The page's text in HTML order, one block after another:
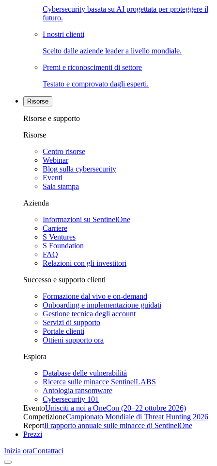
Cybersecurity basata su AI progettata per proteggere il
futuro.
I nostri clienti
Scelto dalle aziende leader a livello mondiale.
Premi e riconoscimenti di settore
Testato e comprovato dagli esperti.
Risorse
Risorse e supporto
Risorse
Centro risorse
Webinar
Blog sulla cybersecurity
Eventi
Sala stampa
Azienda
Informazioni su SentinelOne
Carriere
S Ventures
S Foundation
FAQ
Relazioni con gli investitori
Successo e supporto clienti
Formazione dal vivo e on-demand
Onboarding e implementazione guidati
Gestione tecnica degli account
Servizi di supporto
Portale clienti
Ottieni supporto ora
Esplora
Database delle vulnerabilità
Ricerca sulle minacce SentinelLABS
Antologia ransomware
Cybersecurity 101
EventoUnisciti a noi a OneCon (20–22 ottobre 2026)
CompetizioneCampionato Mondiale di Threat Hunting 2026
ReportIl rapporto annuale sulle minacce di SentinelOne
Prezzi
Inizia oraContattaci